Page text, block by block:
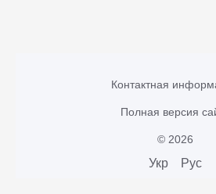
Контактная
Полная версия
© 2026
Укр Рус